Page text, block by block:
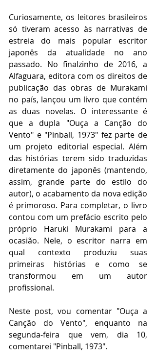
Curiosamente, os leitores brasileiros
só tiveram acesso às narrativas de
estreia do mais popular escritor
japonês da atualidade no ano
passado. No finalzinho de 2016, a
Alfaguara, editora com os direitos de
publicação das obras de Murakami
no país, lançou um livro que contém
as duas novelas. O interessante é
que a dupla "Ouça a Canção do
Vento" e "Pinball, 1973" fez parte de
um projeto editorial especial. Além
das histórias terem sido traduzidas
diretamente do japonês (mantendo,
assim, grande parte do estilo do
autor), o acabamento da nova edição
é primoroso. Para completar, o livro
contou com um prefácio escrito pelo
próprio Haruki Murakami para a
ocasião. Nele, o escritor narra em
qual contexto produziu suas
primeiras histórias e como se
transformou em um autor
profissional.
Neste post, vou comentar "Ouça a
Canção do Vento", enquanto na
segunda-feira que vem, dia 10,
comentarei "Pinball, 1973".